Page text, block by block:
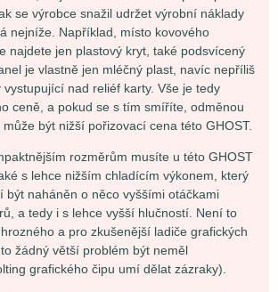
se výrobce snažil udržet výrobní náklady
nejníže. Například, místo kovového
najdete jen plastový kryt, také podsvícený
je vlastně jen mléčný plast, navíc nepříliš
vystupující nad reliéf karty. Vše je tedy
ceně, a pokud se s tím smíříte, odměnou
být nižší pořizovací cena této GHOST.
rozměrům musíte u této GHOST
s lehce nižším chladícím výkonem, který
být naháněn o něco vyššími otáčkami
a tedy i s lehce vyšší hlučností. Není to
a pro zkušenější ladiče grafických
žádný větší problém být neměl
grafického čipu umí dělat zázraky).